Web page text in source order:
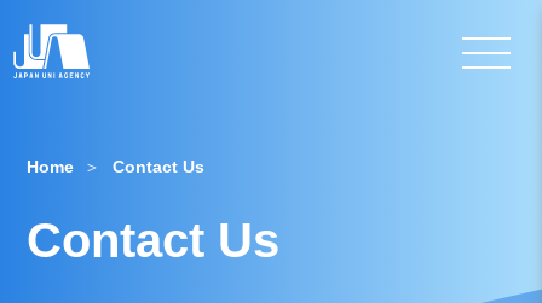
Home Contact Us
Contact Us